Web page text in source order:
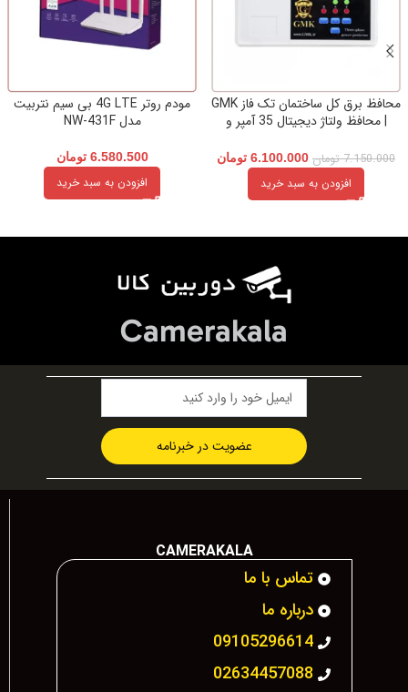
محافظ برق کل ساختمان تک فاز GMK
| محافظ ولتاژ دیجیتال 35 آمپر و
7.150.000 تومان 6.100.000 تومان
افزودن به سبد خرید
مودم روتر 4G LTE بی سیم نتربیت
مدل NW-431F
6.580.500 تومان
افزودن به سبد خرید
Camerakala
عضویت در خبرنامه
CAMERAKALA
تماس با ما
درباره ما
09105296614
02634457088